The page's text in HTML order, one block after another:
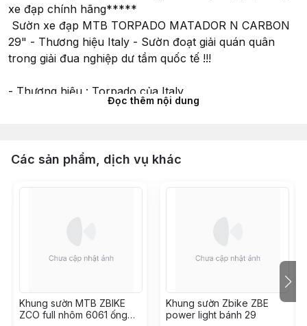
xe đạp chính hãng*****
Sườn xe đạp MTB TORPADO MATADOR N CARBON
29" - Thương hiệu Italy - Sườn đoạt giải quán quân
trong giải đua nghiệp dư tầm quốc tế !!!
- Thương hiệu : Torpado của Italy
- Sườn MTB Torpado Matador N đoạt giải đua địa hình
- Sườn Carbon cao cấp , chắc chắn có chứng chỉ ISO
- Size : S/M
- Trục giữa BB ép
- Sườn trục boost 12x148mm
*** Hỗ trợ lắp ráp, nâng cấp tận nơi có tính phí
+++ Ship COD toàn quốc+++ Giao hàng tận nhà trong
Đọc thêm nội dung
Các sản phẩm, dịch vụ khác
Khung sườn MTB ZBIKE
ZCO full nhôm 6061 ống
Khung sườn Zbike ZBE
power light bánh 29